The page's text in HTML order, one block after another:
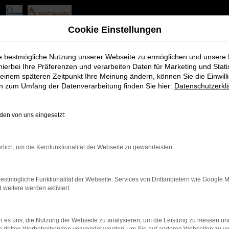
Angebote
Forchheim
Für Forchheim empfehlen wir diese Fahrzeugform
Und das, ohne „wenn und aber“. Die betreffenden Fahrzeuge
im Bereich eines Gebrauchten und ermöglichen somit das
einen Tag. Auf diese Weise wird aus einem Neuwagen rein
Network Error
Cookie Einstellungen
bestmögliche Nutzung unserer Webseite zu ermöglichen und unsere
Ihre Präferenzen und verarbeiten Daten für Marketing und
späteren Zeitpunkt Ihre Meinung ändern, können Sie die
zum Umfang der Datenverarbeitung finden Sie hier:
von uns eingesetzt:
um die Kernfunktionalität der Webseite zu gewährleisten.
Funktionalität der Webseite. Services von Drittanbietern wie Google
weitere werden aktiviert.
es uns, die Nutzung der Webseite zu analysieren, um die Leistung zu messen